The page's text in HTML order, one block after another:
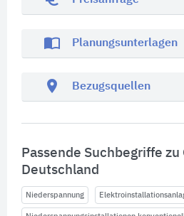
import_contacts Planungsunterlagen
location_on Bezugsquellen
Passende Suchbegriffe zu
Deutschland
Niederspannung